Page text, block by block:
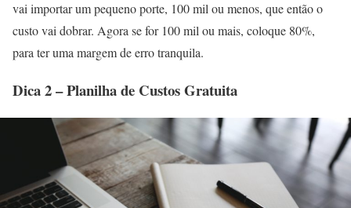
vai importar um pequeno porte, 100 mil ou menos, que então o
custo vai dobrar. Agora se for 100 mil ou mais, coloque 80%,
para ter uma margem de erro tranquila.
Dica 2 – Planilha de Custos Gratuita